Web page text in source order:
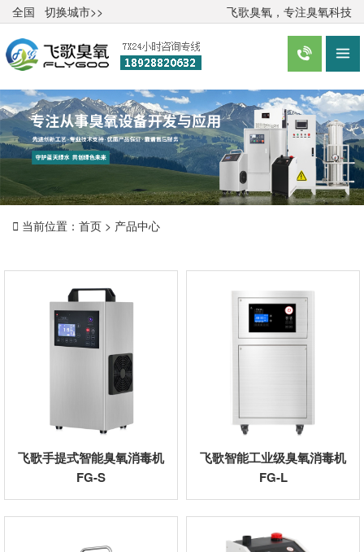
全国 切换城市>> 飞歌臭氧，专注臭氧科技
 
 当前位置： 首页 > 产品中心
飞歌手提式智能臭氧消毒机
FG-S
飞歌智能工业级臭氧消毒机
FG-L